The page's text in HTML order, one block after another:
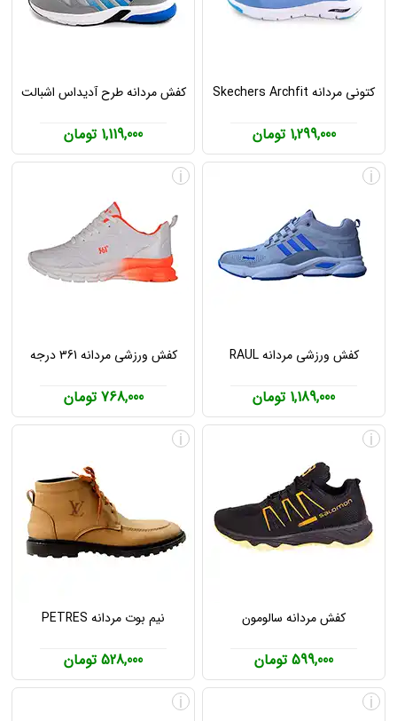
کتونی مردانه Skechers Archfit
1,299,000 تومان
کفش مردانه طرح آدیداس اشبالت
1,119,000 تومان
کفش ورزشی مردانه RAUL
1,189,000 تومان
i
کفش ورزشی مردانه 361 درجه
768,000 تومان
i
کفش مردانه سالومون
599,000 تومان
i
نیم بوت مردانه PETRES
528,000 تومان
i
i
i